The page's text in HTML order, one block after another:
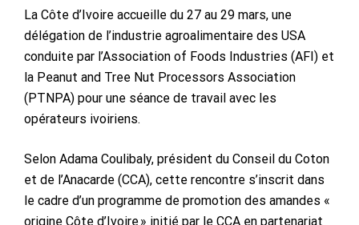
La Côte d’Ivoire accueille du 27 au 29 mars, une
délégation de l’industrie agroalimentaire des USA
conduite par l’Association of Foods Industries (AFI) et
la Peanut and Tree Nut Processors Association
(PTNPA) pour une séance de travail avec les
opérateurs ivoiriens.
Selon Adama Coulibaly, président du Conseil du Coton
et de l’Anacarde (CCA), cette rencontre s’inscrit dans
le cadre d’un programme de promotion des amandes «
origine Côte d’Ivoire » initié par le CCA en partenariat